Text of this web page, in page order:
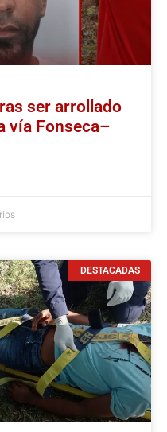
ser arrollado
vía Fonseca–
DESTACADAS